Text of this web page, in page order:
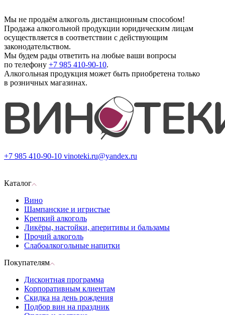
Мы не продаём алкоголь дистанционным способом!
Продажа алкогольной продукции юридическим лицам
осуществляется в соответствии с действующим
законодательством.
Мы будем рады ответить на любые ваши вопросы
по телефону +7 985 410-90-10.
Алкогольная продукция может быть приобретена только
в розничных магазинах.
+7 985 410-90-10 vinoteki.ru@yandex.ru
Каталог
Вино
Шампанские и игристые
Крепкий алкоголь
Ликёры, настойки, аперитивы и бальзамы
Прочий алкоголь
Слабоалкогольные напитки
Покупателям
Дисконтная программа
Корпоративным клиентам
Скидка на день рождения
Подбор вин на праздник